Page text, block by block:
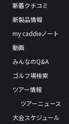
新着クチコミ
新製品情報
my caddieノート
動画
みんなのQ&A
ゴルフ場検索
ツアー情報
ツアーニュース
大会スケジュール